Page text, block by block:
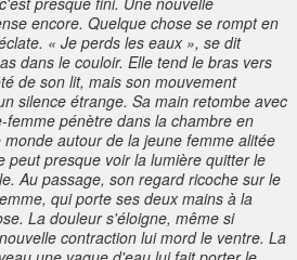
encore. Quelque chose se rompt en
« Je perds les eaux », se dit
dans le couloir. Elle tend le bras vers
de son lit, mais son mouvement
silence étrange. Sa main retombe avec
femme pénètre dans la chambre en
autour de la jeune femme alitée
peut presque voir la lumière quitter le
Au passage, son regard ricoche sur le
qui porte ses deux mains à la
La douleur s'éloigne, même si
contraction lui mord le ventre. La